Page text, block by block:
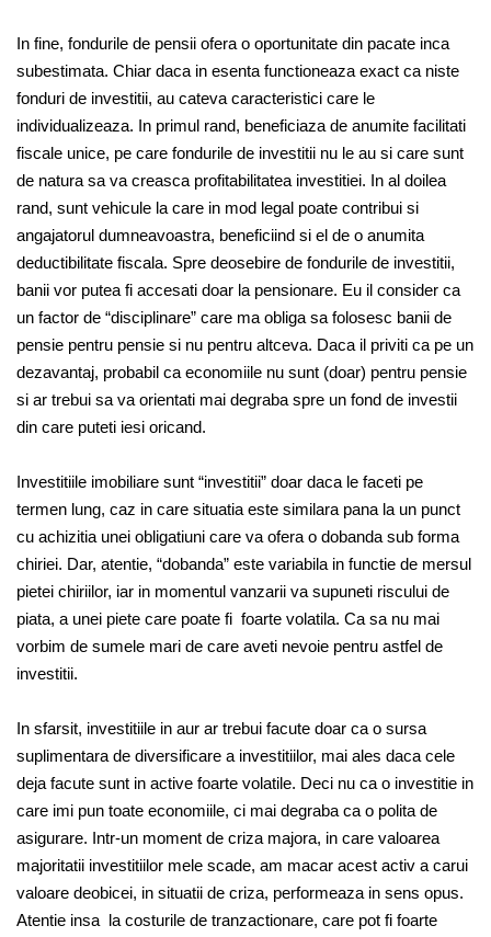
In fine, fondurile de pensii ofera o oportunitate din pacate inca
subestimata. Chiar daca in esenta functioneaza exact ca niste
fonduri de investitii, au cateva caracteristici care le
individualizeaza. In primul rand, beneficiaza de anumite facilitati
fiscale unice, pe care fondurile de investitii nu le au si care sunt
de natura sa va creasca profitabilitatea investitiei. In al doilea
rand, sunt vehicule la care in mod legal poate contribui si
angajatorul dumneavoastra, beneficiind si el de o anumita
deductibilitate fiscala. Spre deosebire de fondurile de investitii,
banii vor putea fi accesati doar la pensionare. Eu il consider ca
un factor de “disciplinare” care ma obliga sa folosesc banii de
pensie pentru pensie si nu pentru altceva. Daca il priviti ca pe un
dezavantaj, probabil ca economiile nu sunt (doar) pentru pensie
si ar trebui sa va orientati mai degraba spre un fond de investii
din care puteti iesi oricand.
Investitiile imobiliare sunt “investitii” doar daca le faceti pe
termen lung, caz in care situatia este similara pana la un punct
cu achizitia unei obligatiuni care va ofera o dobanda sub forma
chiriei. Dar, atentie, “dobanda” este variabila in functie de mersul
pietei chiriilor, iar in momentul vanzarii va supuneti riscului de
piata, a unei piete care poate fi foarte volatila. Ca sa nu mai
vorbim de sumele mari de care aveti nevoie pentru astfel de
investitii.
In sfarsit, investitiile in aur ar trebui facute doar ca o sursa
suplimentara de diversificare a investitiilor, mai ales daca cele
deja facute sunt in active foarte volatile. Deci nu ca o investitie in
care imi pun toate economiile, ci mai degraba ca o polita de
asigurare. Intr-un moment de criza majora, in care valoarea
majoritatii investitiilor mele scade, am macar acest activ a carui
valoare deobicei, in situatii de criza, performeaza in sens opus.
Atentie insa la costurile de tranzactionare, care pot fi foarte